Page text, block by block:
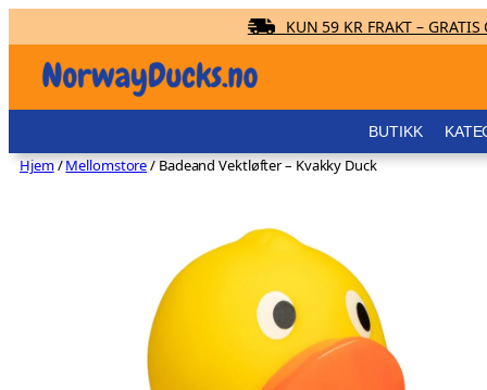
innhold
KUN 59 KR FRAKT – GRATIS
BUTIKK
Hjem/Mellomstore/ Badeand Vektløfter – Kvakky Duck